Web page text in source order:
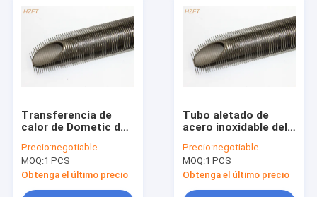
Transferencia de
calor de Dometic del
con autógena
secundario de la
calefacción por
agua/del tubo
Precio:negotiable
MOQ:1 PCS
Obtenga el último precio
Tubo aletado de
acero inoxidable del
en altura dura de la
aleta de los
alrededores 6.5M M
Precio:negotiable
MOQ:1 PCS
Obtenga el último precio